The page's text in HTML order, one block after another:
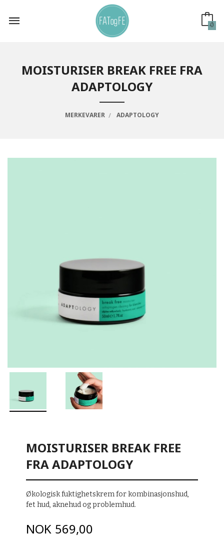
innholdet
0
MOISTURISER BREAK FREE FRA
ADAPTOLOGY
MERKEVARER ADAPTOLOGY
MOISTURISER BREAK FREE
FRA ADAPTOLOGY
Økologisk fuktighetskrem for kombinasjonshud,
fet hud, aknehud og problemhud.
Pris
NOK 569,00